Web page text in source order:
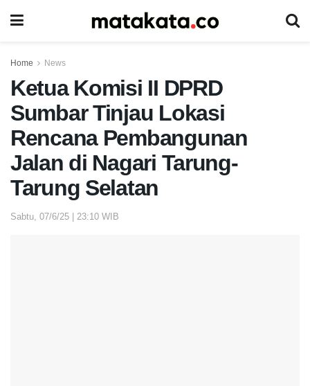
Home News
Ketua Komisi II DPRD
Sumbar Tinjau Lokasi
Rencana Pembangunan
Jalan di Nagari Tarung-
Tarung Selatan
Sabtu, 07/6/25 | 23:10 WIB